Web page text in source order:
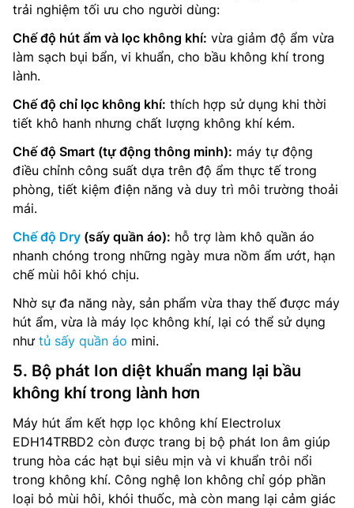
trải nghiệm tối ưu cho người dùng:
Chế độ hút ẩm và lọc không khí: vừa giảm độ ẩm vừa
làm sạch bụi bẩn, vi khuẩn, cho bầu không khí trong
lành.
Chế độ chỉ lọc không khí: thích hợp sử dụng khi thời
tiết khô hanh nhưng chất lượng không khí kém.
Chế độ Smart (tự động thông minh): máy tự động
điều chỉnh công suất dựa trên độ ẩm thực tế trong
phòng, tiết kiệm điện năng và duy trì môi trường thoải
mái.
Chế độ Dry (sấy quần áo): hỗ trợ làm khô quần áo
nhanh chóng trong những ngày mưa nồm ẩm ướt, hạn
chế mùi hôi khó chịu.
Nhờ sự đa năng này, sản phẩm vừa thay thế được máy
hút ẩm, vừa là máy lọc không khí, lại có thể sử dụng
như tủ sấy quần áo mini.
5. Bộ phát Ion diệt khuẩn mang lại bầu
không khí trong lành hơn
Máy hút ẩm kết hợp lọc không khí Electrolux
EDH14TRBD2 còn được trang bị bộ phát Ion âm giúp
trung hòa các hạt bụi siêu mịn và vi khuẩn trôi nổi
trong không khí. Công nghệ Ion không chỉ góp phần
loại bỏ mùi hôi, khói thuốc, mà còn mang lại cảm giác